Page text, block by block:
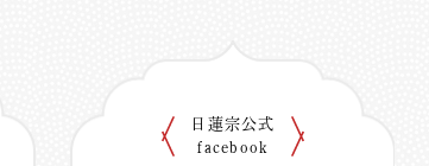
日蓮宗公式
facebook